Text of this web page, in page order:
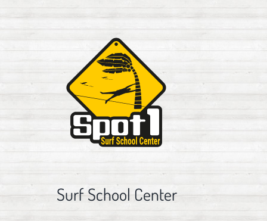
Surf School Center